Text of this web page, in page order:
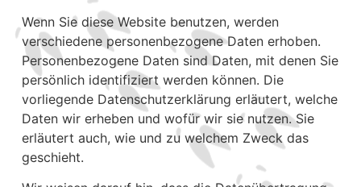
Wenn Sie diese Website benutzen, werden
verschiedene personenbezogene Daten erhoben.
Personenbezogene Daten sind Daten, mit denen Sie
persönlich identifiziert werden können. Die
vorliegende Datenschutzerklärung erläutert, welche
Daten wir erheben und wofür wir sie nutzen. Sie
erläutert auch, wie und zu welchem Zweck das
geschieht.